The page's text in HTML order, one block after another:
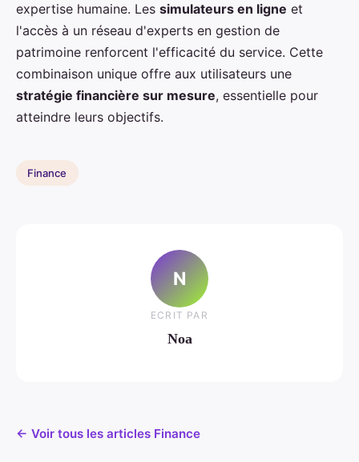
expertise humaine. Les simulateurs en ligne et
l'accès à un réseau d'experts en gestion de
patrimoine renforcent l'efficacité du service. Cette
combinaison unique offre aux utilisateurs une
stratégie financière sur mesure, essentielle pour
atteindre leurs objectifs.
Finance
N
ECRIT PAR
Noa
← Voir tous les articles Finance